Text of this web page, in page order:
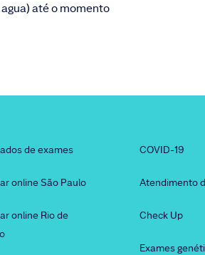
até o momento
de exames
online São Paulo
online Rio de
COVID-19
Atendimento
Check Up
Exames